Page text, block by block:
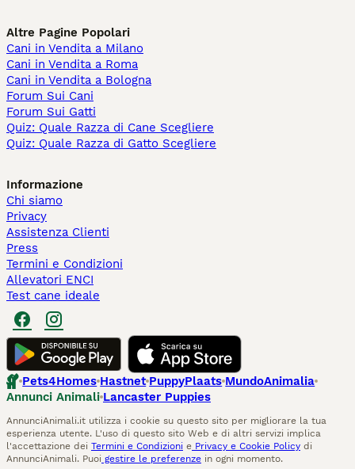
Altre Pagine Popolari
Cani in Vendita a Milano
Cani in Vendita a Roma
Cani in Vendita a Bologna
Forum Sui Cani
Forum Sui Gatti
Quiz: Quale Razza di Cane Scegliere
Quiz: Quale Razza di Gatto Scegliere
Informazione
Chi siamo
Privacy
Assistenza Clienti
Press
Termini e Condizioni
Allevatori ENCI
Test cane ideale
Pets4Homes Hastnet PuppyPlaats MundoAnimalia
Annunci Animali Lancaster Puppies
AnnunciAnimali.it utilizza i cookie su questo sito per migliorare la tua
esperienza utente. L'uso di questo sito Web e di altri servizi implica
l'accettazione dei Termini e Condizioni e Privacy e Cookie Policy di
AnnunciAnimali. Puoi gestire le preferenze in ogni momento.